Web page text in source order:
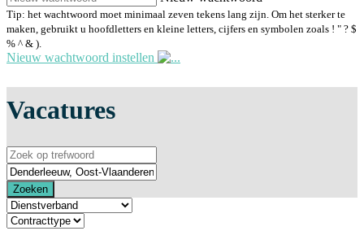
Tip: het wachtwoord moet minimaal zeven tekens lang zijn. Om het sterker te
maken, gebruikt u hoofdletters en kleine letters, cijfers en symbolen zoals ! " ? $
% ^ & ).
Nieuw wachtwoord instellen
Vacatures
Zoeken